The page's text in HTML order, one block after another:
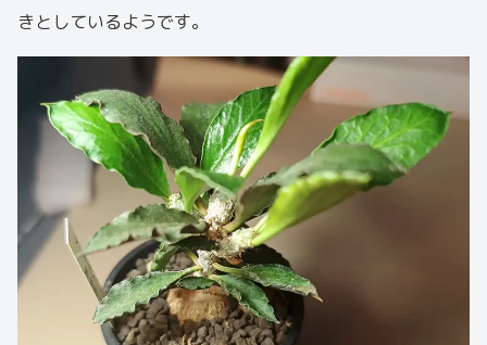
きとしているようです。